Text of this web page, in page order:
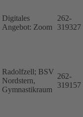
Digitales
Angebot: Zoom
262-
319327
Radolfzell; BSV
Nordstern,
Gymnastikraum
262-
319157